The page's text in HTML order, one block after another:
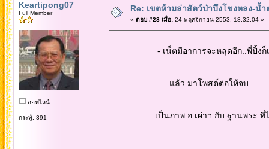
Keartipong07
Full Member
ออฟไลน์
กระทู้: 391
Re: เขตห้ามล่าสัตว์ป่าบึงโขงหลง-น้
« ตอบ #28 เมื่อ:24 พฤศจิกายน 2553, 18:32:04 »
- เน็ตมีอาการจะหลุดอีก..พี่ปิ้งก็เลย
แล้ว มาโพสต์ต่อให้จบ....
เป็นภาพ อ.เผ่าฯ กับ ฐานพระ ที่ได้จัด